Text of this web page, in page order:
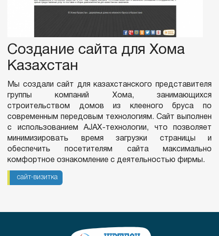
Создание сайта для Хома
Казахстан
Мы создали сайт для казахстанского представителя
группы компаний Хома, занимающихся
строительством домов из клееного бруса по
современным передовым технологиям. Сайт выполнен
с использованием AJAX-технологии, что позволяет
минимизировать время загрузки страницы и
обеспечить посетителям сайта максимально
комфортное ознакомление с деятельностью фирмы.
сайт-визитка